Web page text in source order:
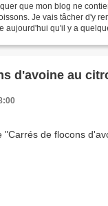
que mon blog ne
Je vais tâcher d'y
aujourd'hui qu'il y a
d'avoine au